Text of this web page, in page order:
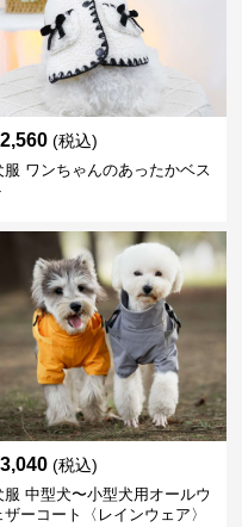
2,560 (税込)
服 ワンちゃんのあったかベス
3,040 (税込)
服 中型犬〜小型犬用オールウ
ザーコート〈レインウェア〉